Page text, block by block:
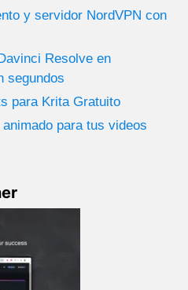
y servidor NordVPN con
Resolve en
segundos
para Krita Gratuito
para tus videos